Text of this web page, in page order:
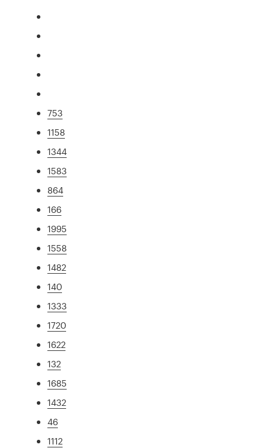
753
1158
1344
1583
864
166
1995
1558
1482
140
1333
1720
1622
132
1685
1432
46
1112